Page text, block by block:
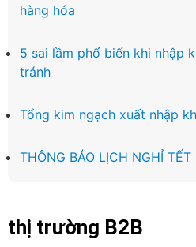
hàng hóa
5 sai lầm phổ biến khi nhập
tránh
Tổng kim ngạch xuất nhập
THÔNG BÁO LỊCH NGHỈ
thị trường B2B